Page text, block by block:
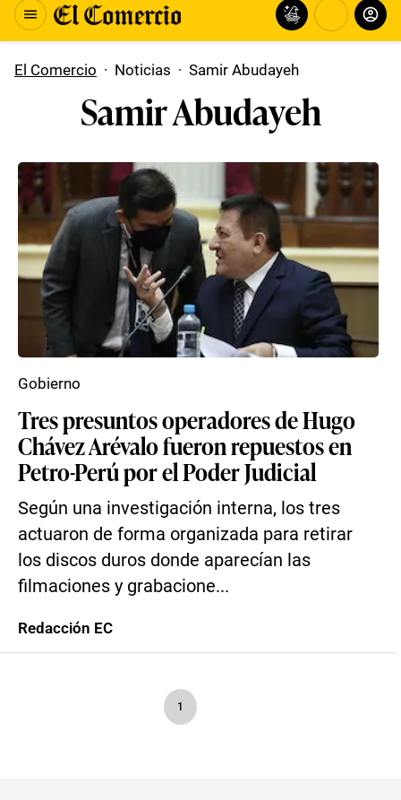
El Comercio · Noticias · Samir Abudayeh
Samir Abudayeh
Tres presuntos operadores de Hugo
Chávez Arévalo fueron repuestos en
Petro-Perú por el Poder Judicial
Según una investigación interna, los tres
actuaron de forma organizada para retirar
los discos duros donde aparecían las
filmaciones y grabacione...
Gobierno
Redacción EC
1